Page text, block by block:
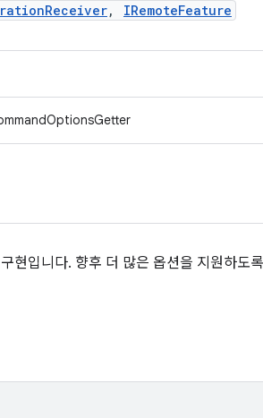
, IRemoteFeature
현입니다. 향후 더 많은 옵션을 지원하도